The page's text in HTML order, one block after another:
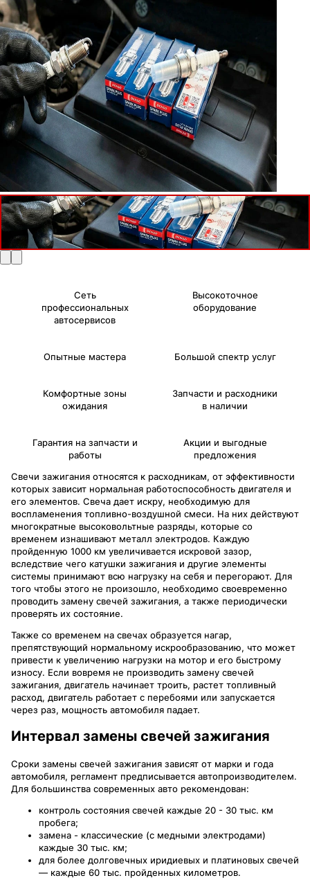
Сеть
профессиональных
автосервисов
Высокоточное
оборудование
Опытные мастера Большой спектр услуг
Комфортные зоны
ожидания
Запчасти и расходники
в наличии
Гарантия на запчасти и
работы
Акции и выгодные
предложения
Свечи зажигания относятся к расходникам, от эффективности
которых зависит нормальная работоспособность двигателя и
его элементов. Свеча дает искру, необходимую для
воспламенения топливно-воздушной смеси. На них действуют
многократные высоковольтные разряды, которые со
временем изнашивают металл электродов. Каждую
пройденную 1000 км увеличивается искровой зазор,
вследствие чего катушки зажигания и другие элементы
системы принимают всю нагрузку на себя и перегорают. Для
того чтобы этого не произошло, необходимо своевременно
проводить замену свечей зажигания, а также периодически
проверять их состояние.
Также со временем на свечах образуется нагар,
препятствующий нормальному искрообразованию, что может
привести к увеличению нагрузки на мотор и его быстрому
износу. Если вовремя не производить замену свечей
зажигания, двигатель начинает троить, растет топливный
расход, двигатель работает с перебоями или запускается
через раз, мощность автомобиля падает.
Интервал замены свечей зажигания
Сроки замены свечей зажигания зависят от марки и года
автомобиля, регламент предписывается автопроизводителем.
Для большинства современных авто рекомендован:
контроль состояния свечей каждые 20 - 30 тыс. км
пробега;
замена - классические (с медными электродами)
каждые 30 тыс. км;
для более долговечных иридиевых и платиновых свечей
— каждые 60 тыс. пройденных километров.